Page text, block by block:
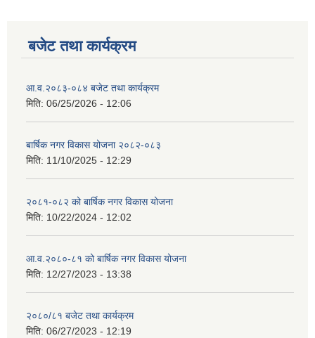
बजेट तथा कार्यक्रम
आ.व.२०८३-०८४ बजेट तथा कार्यक्रम
मिति: 06/25/2026 - 12:06
बार्षिक नगर विकास योजना २०८२-०८३
मिति: 11/10/2025 - 12:29
२०८१-०८२ को बार्षिक नगर विकास योजना
मिति: 10/22/2024 - 12:02
आ.व.२०८०-८१ को बार्षिक नगर विकास योजना
मिति: 12/27/2023 - 13:38
२०८०/८१ बजेट तथा कार्यक्रम
मिति: 06/27/2023 - 12:19